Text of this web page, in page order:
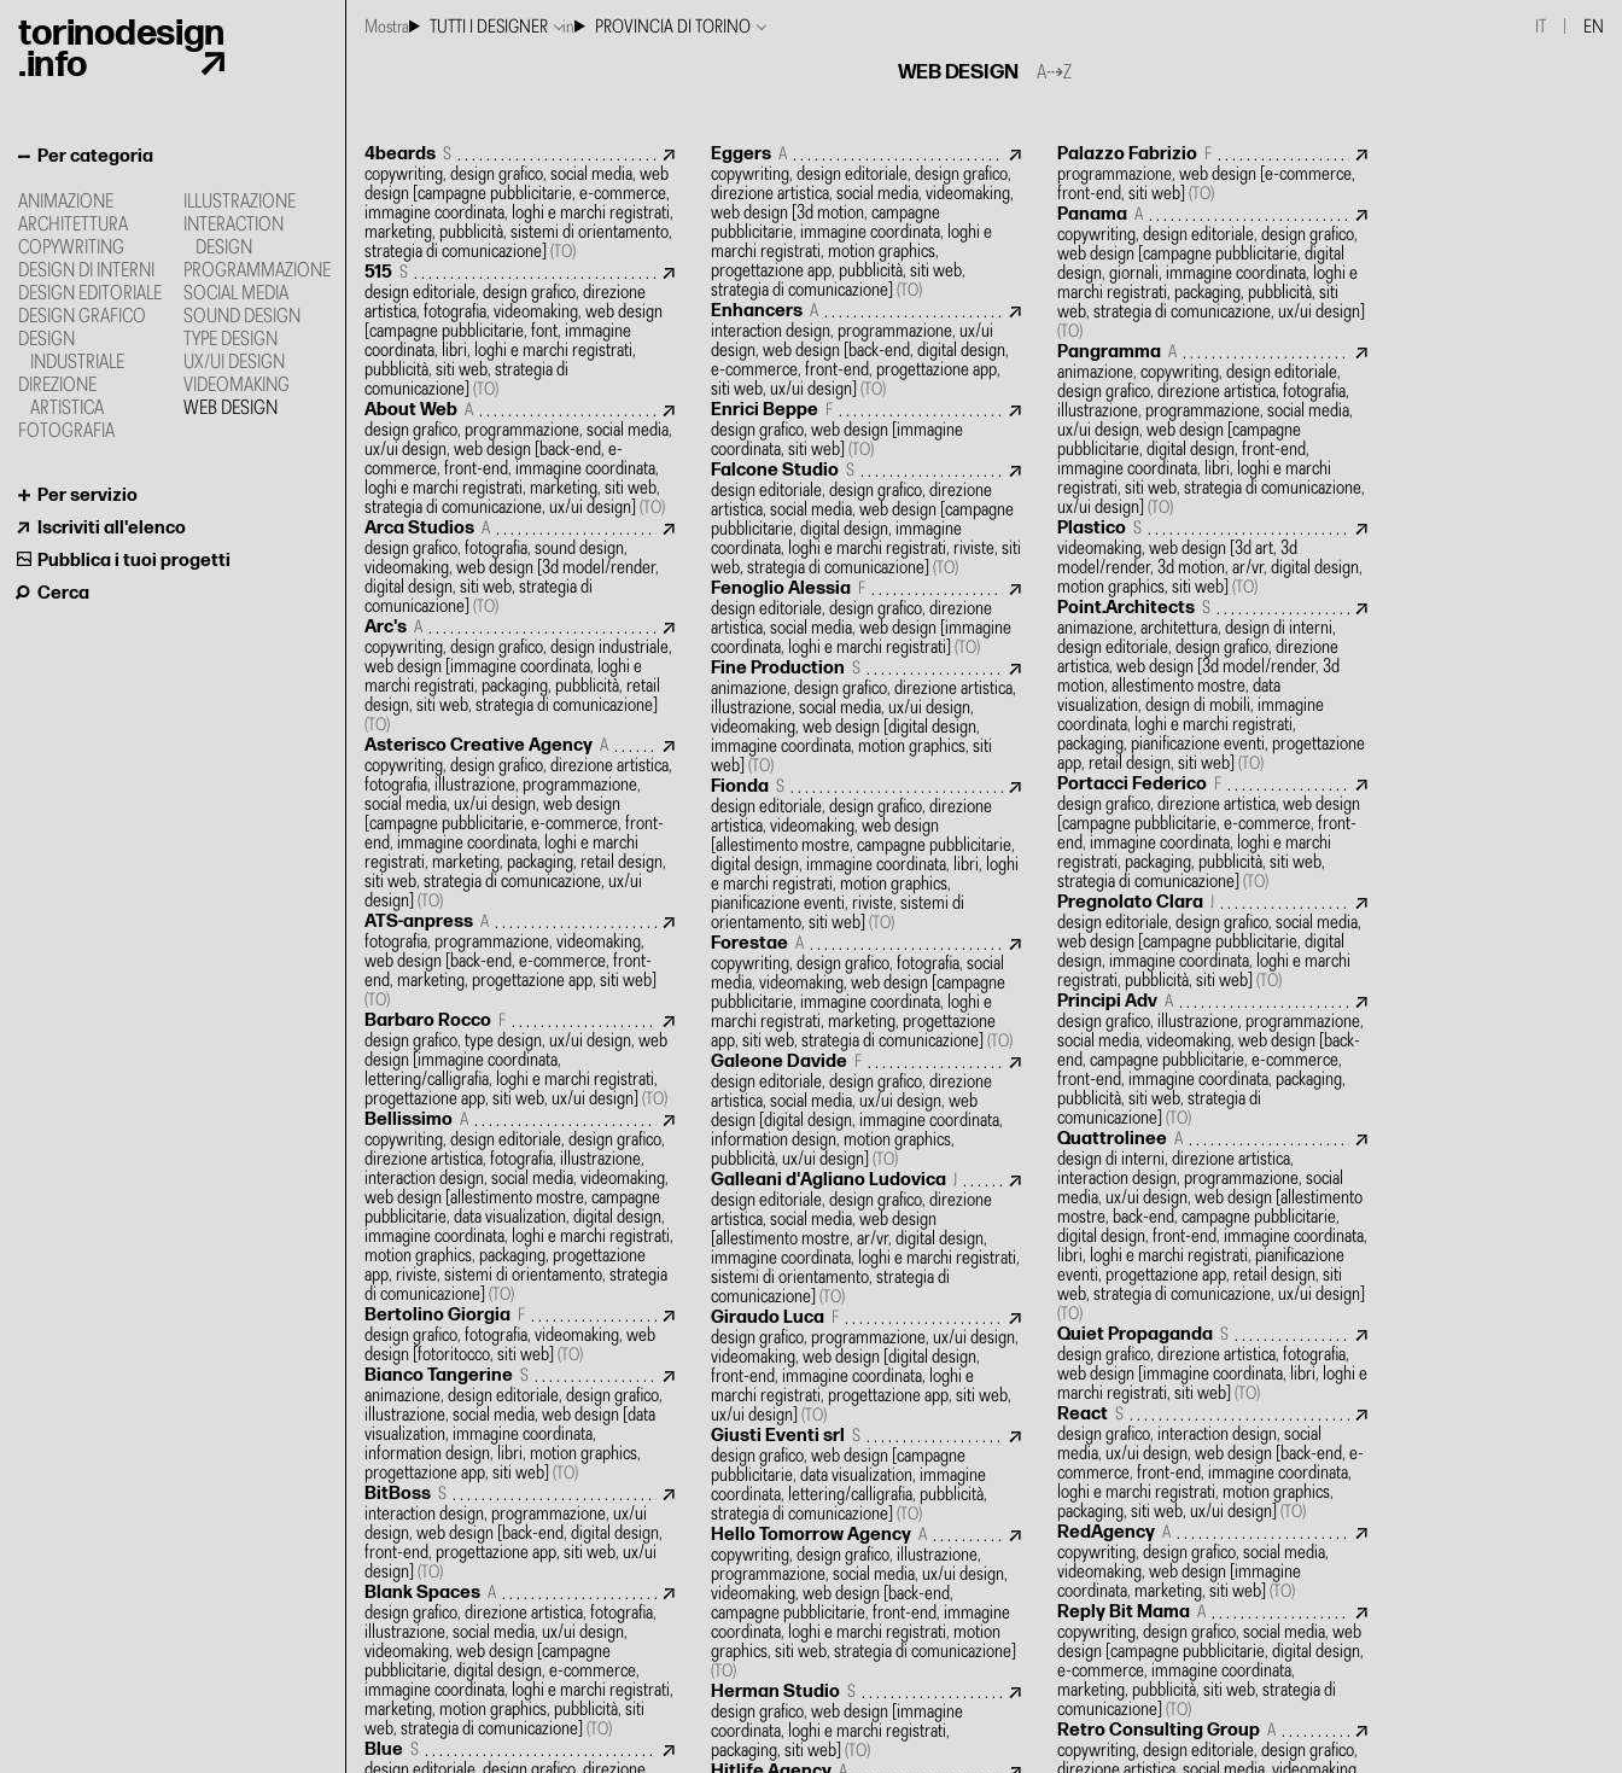
torinodesign
.info
Per categoria
ANIMAZIONE
ARCHITETTURA
COPYWRITING
DESIGN DI INTERNI
DESIGN EDITORIALE
DESIGN GRAFICO
DESIGN
INDUSTRIALE
DIREZIONE
ARTISTICA
FOTOGRAFIA
ILLUSTRAZIONE
INTERACTION
DESIGN
PROGRAMMAZIONE
SOCIAL MEDIA
SOUND DESIGN
TYPE DESIGN
UX/UI DESIGN
VIDEOMAKING
WEB DESIGN
Per servizio
Iscriviti all'elenco
Pubblica i tuoi progetti
Cerca
Mostra TUTTI I DESIGNER in PROVINCIA DI TORINO
WEB DESIGN A⇢Z
EN
4beards S
copywriting, design grafico, social media, web
design [campagne pubblicitarie, e-commerce,
immagine coordinata, loghi e marchi registrati,
marketing, pubblicità, sistemi di orientamento,
strategia di comunicazione] (TO)
515 S
design editoriale, design grafico, direzione
artistica, fotografia, videomaking, web design
[campagne pubblicitarie, font, immagine
coordinata, libri, loghi e marchi registrati,
pubblicità, siti web, strategia di
comunicazione] (TO)
About Web A
design grafico, programmazione, social media,
ux/ui design, web design [back-end, e-
commerce, front-end, immagine coordinata,
loghi e marchi registrati, marketing, siti web,
strategia di comunicazione, ux/ui design] (TO)
Arca Studios A
design grafico, fotografia, sound design,
videomaking, web design [3d model/render,
digital design, siti web, strategia di
comunicazione] (TO)
Arc's A
copywriting, design grafico, design industriale,
web design [immagine coordinata, loghi e
marchi registrati, packaging, pubblicità, retail
design, siti web, strategia di comunicazione]
(TO)
Asterisco Creative Agency A
copywriting, design grafico, direzione artistica,
fotografia, illustrazione, programmazione,
social media, ux/ui design, web design
[campagne pubblicitarie, e-commerce, front-
end, immagine coordinata, loghi e marchi
registrati, marketing, packaging, retail design,
siti web, strategia di comunicazione, ux/ui
design] (TO)
ATS-anpress A
fotografia, programmazione, videomaking,
web design [back-end, e-commerce, front-
end, marketing, progettazione app, siti web]
(TO)
Barbaro Rocco F
design grafico, type design, ux/ui design, web
design [immagine coordinata,
lettering/calligrafia, loghi e marchi registrati,
progettazione app, siti web, ux/ui design] (TO)
Bellissimo A
copywriting, design editoriale, design grafico,
direzione artistica, fotografia, illustrazione,
interaction design, social media, videomaking,
web design [allestimento mostre, campagne
pubblicitarie, data visualization, digital design,
immagine coordinata, loghi e marchi registrati,
motion graphics, packaging, progettazione
app, riviste, sistemi di orientamento, strategia
di comunicazione] (TO)
Bertolino Giorgia F
design grafico, fotografia, videomaking, web
design [fotoritocco, siti web] (TO)
Bianco Tangerine S
animazione, design editoriale, design grafico,
illustrazione, social media, web design [data
visualization, immagine coordinata,
information design, libri, motion graphics,
progettazione app, siti web] (TO)
BitBoss S
interaction design, programmazione, ux/ui
design, web design [back-end, digital design,
front-end, progettazione app, siti web, ux/ui
design] (TO)
Blank Spaces A
design grafico, direzione artistica, fotografia,
illustrazione, social media, ux/ui design,
videomaking, web design [campagne
pubblicitarie, digital design, e-commerce,
immagine coordinata, loghi e marchi registrati,
marketing, motion graphics, pubblicità, siti
web, strategia di comunicazione] (TO)
Blue S
Eggers A
copywriting, design editoriale, design grafico,
direzione artistica, social media, videomaking,
web design [3d motion, campagne
pubblicitarie, immagine coordinata, loghi e
marchi registrati, motion graphics,
progettazione app, pubblicità, siti web,
strategia di comunicazione] (TO)
Enhancers A
interaction design, programmazione, ux/ui
design, web design [back-end, digital design,
e-commerce, front-end, progettazione app,
siti web, ux/ui design] (TO)
Enrici Beppe F
design grafico, web design [immagine
coordinata, siti web] (TO)
Falcone Studio S
design editoriale, design grafico, direzione
artistica, social media, web design [campagne
pubblicitarie, digital design, immagine
coordinata, loghi e marchi registrati, riviste, siti
web, strategia di comunicazione] (TO)
Fenoglio Alessia F
design editoriale, design grafico, direzione
artistica, social media, web design [immagine
coordinata, loghi e marchi registrati] (TO)
Fine Production S
animazione, design grafico, direzione artistica,
illustrazione, social media, ux/ui design,
videomaking, web design [digital design,
immagine coordinata, motion graphics, siti
web] (TO)
Fionda S
design editoriale, design grafico, direzione
artistica, videomaking, web design
[allestimento mostre, campagne pubblicitarie,
digital design, immagine coordinata, libri, loghi
e marchi registrati, motion graphics,
pianificazione eventi, riviste, sistemi di
orientamento, siti web] (TO)
Forestae A
copywriting, design grafico, fotografia, social
media, videomaking, web design [campagne
pubblicitarie, immagine coordinata, loghi e
marchi registrati, marketing, progettazione
app, siti web, strategia di comunicazione] (TO)
Galeone Davide F
design editoriale, design grafico, direzione
artistica, social media, ux/ui design, web
design [digital design, immagine coordinata,
information design, motion graphics,
pubblicità, ux/ui design] (TO)
Galleani d'Agliano Ludovica J
design editoriale, design grafico, direzione
artistica, social media, web design
[allestimento mostre, ar/vr, digital design,
immagine coordinata, loghi e marchi registrati,
sistemi di orientamento, strategia di
comunicazione] (TO)
Giraudo Luca F
design grafico, programmazione, ux/ui design,
videomaking, web design [digital design,
front-end, immagine coordinata, loghi e
marchi registrati, progettazione app, siti web,
ux/ui design] (TO)
Giusti Eventi srl S
design grafico, web design [campagne
pubblicitarie, data visualization, immagine
coordinata, lettering/calligrafia, pubblicità,
strategia di comunicazione] (TO)
Hello Tomorrow Agency A
copywriting, design grafico, illustrazione,
programmazione, social media, ux/ui design,
videomaking, web design [back-end,
campagne pubblicitarie, front-end, immagine
coordinata, loghi e marchi registrati, motion
graphics, siti web, strategia di comunicazione]
(TO)
Herman Studio S
design grafico, web design [immagine
coordinata, loghi e marchi registrati,
packaging, siti web] (TO)
Palazzo Fabrizio F
programmazione, web design [e-commerce,
front-end, siti web] (TO)
Panama A
copywriting, design editoriale, design grafico,
web design [campagne pubblicitarie, digital
design, giornali, immagine coordinata, loghi e
marchi registrati, packaging, pubblicità, siti
web, strategia di comunicazione, ux/ui design]
(TO)
Pangramma A
animazione, copywriting, design editoriale,
design grafico, direzione artistica, fotografia,
illustrazione, programmazione, social media,
ux/ui design, web design [campagne
pubblicitarie, digital design, front-end,
immagine coordinata, libri, loghi e marchi
registrati, siti web, strategia di comunicazione,
ux/ui design] (TO)
Plastico S
videomaking, web design [3d art, 3d
model/render, 3d motion, ar/vr, digital design,
motion graphics, siti web] (TO)
Point.Architects S
animazione, architettura, design di interni,
design editoriale, design grafico, direzione
artistica, web design [3d model/render, 3d
motion, allestimento mostre, data
visualization, design di mobili, immagine
coordinata, loghi e marchi registrati,
packaging, pianificazione eventi, progettazione
app, retail design, siti web] (TO)
Portacci Federico F
design grafico, direzione artistica, web design
[campagne pubblicitarie, e-commerce, front-
end, immagine coordinata, loghi e marchi
registrati, packaging, pubblicità, siti web,
strategia di comunicazione] (TO)
Pregnolato Clara J
design editoriale, design grafico, social media,
web design [campagne pubblicitarie, digital
design, immagine coordinata, loghi e marchi
registrati, pubblicità, siti web] (TO)
Principi Adv A
design grafico, illustrazione, programmazione,
social media, videomaking, web design [back-
end, campagne pubblicitarie, e-commerce,
front-end, immagine coordinata, packaging,
pubblicità, siti web, strategia di
comunicazione] (TO)
Quattrolinee A
design di interni, direzione artistica,
interaction design, programmazione, social
media, ux/ui design, web design [allestimento
mostre, back-end, campagne pubblicitarie,
digital design, front-end, immagine coordinata,
libri, loghi e marchi registrati, pianificazione
eventi, progettazione app, retail design, siti
web, strategia di comunicazione, ux/ui design]
(TO)
Quiet Propaganda S
design grafico, direzione artistica, fotografia,
web design [immagine coordinata, libri, loghi e
marchi registrati, siti web] (TO)
React S
design grafico, interaction design, social
media, ux/ui design, web design [back-end, e-
commerce, front-end, immagine coordinata,
loghi e marchi registrati, motion graphics,
packaging, siti web, ux/ui design] (TO)
RedAgency A
copywriting, design grafico, social media,
videomaking, web design [immagine
coordinata, marketing, siti web] (TO)
Reply Bit Mama A
copywriting, design grafico, social media, web
design [campagne pubblicitarie, digital design,
e-commerce, immagine coordinata,
marketing, pubblicità, siti web, strategia di
comunicazione] (TO)
Retro Consulting Group A
copywriting, design editoriale, design grafico,